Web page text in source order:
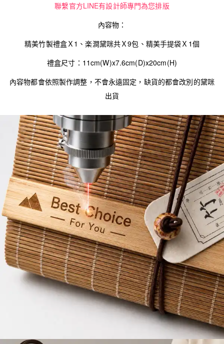
聯繫官方LINE有設計師專門為您排版
內容物：
精美竹製禮盒Ｘ1、楽澗黛咪共Ｘ9包、精美手提袋Ｘ1個
禮盒尺寸：11cm(W)x7.6cm(D)x20cm(H)
內容物都會依照製作調整，不會永遠固定，缺貨的都會改別的黛咪
出貨